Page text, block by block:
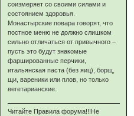
соизмеряет со своими силами и
состоянием здоровья.
Монастырские повара говорят, что
постное меню не должно слишком
сильно отличаться от привычного –
пусть это будут знакомые
фаршированные перчики,
итальянская паста (без яиц), борщ,
щи, вареники или плов, но только
вегетарианские.
Читайте Правила форума!!!Не